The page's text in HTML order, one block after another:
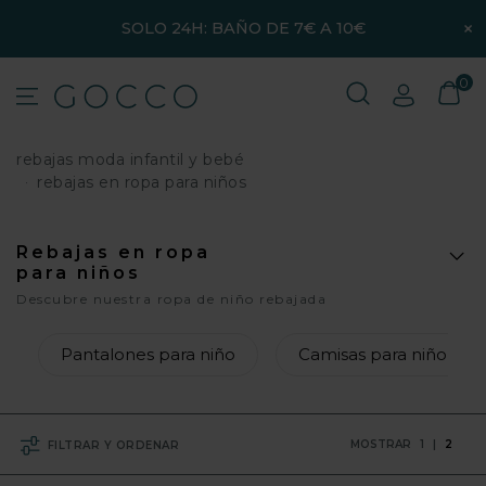
SOLO 24H: BAÑO DE 7€ A 10€ ×
0
rebajas moda infantil y bebé
rebajas en ropa para niños
Rebajas en ropa
para niños
Descubre nuestra ropa de niño rebajada
Pantalones para niño Camisas para niño
FILTRAR Y ORDENAR MOSTRAR 1 | 2